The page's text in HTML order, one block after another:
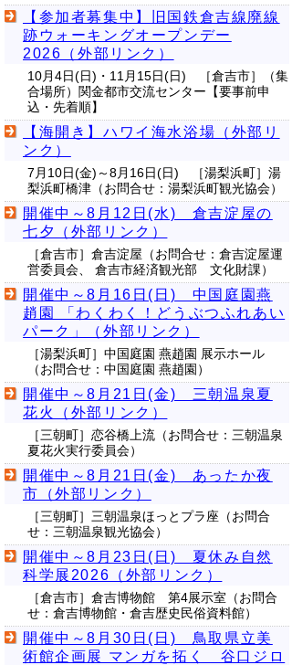
【参加者募集中】旧国鉄倉吉線廃線
跡ウォーキングオープンデー
2026（外部リンク）
10月4日(日)・11月15日(日) ［倉吉市］（集
合場所）関金都市交流センター【要事前申
込・先着順】
【海開き】ハワイ海水浴場（外部リ
ンク）
7月10日(金)～8月16日(日) ［湯梨浜町］湯
梨浜町橋津（お問合せ：湯梨浜町観光協会）
開催中～8月12日(水) 倉吉淀屋の
七夕（外部リンク）
［倉吉市］倉吉淀屋（お問合せ：倉吉淀屋運
営委員会、 倉吉市経済観光部 文化財課）
開催中～8月16日(日) 中国庭園燕
趙園 「わくわく！どうぶつふれあい
パーク」（外部リンク）
［湯梨浜町］中国庭園 燕趙園 展示ホール
（お問合せ：中国庭園 燕趙園）
開催中～8月21日(金) 三朝温泉夏
花火（外部リンク）
［三朝町］恋谷橋上流（お問合せ：三朝温泉
夏花火実行委員会）
開催中～8月21日(金) あったか夜
市（外部リンク）
［三朝町］三朝温泉ほっとプラ座（お問合
せ：三朝温泉観光協会）
開催中～8月23日(日) 夏休み自然
科学展2026（外部リンク）
［倉吉市］倉吉博物館 第4展示室（お問合
せ：倉吉博物館・倉吉歴史民俗資料館）
開催中～8月30日(日) 鳥取県立美
術館企画展 マンガを拓く 谷口ジロ